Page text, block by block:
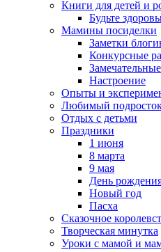
Книги для детей и
Будьте
Мамины посиделки
Заметки
Конкурсные
Настроение
Опыты и
Любимый
Отдых с детьми
Праздники
1 июня
8 марта
9 мая
День
Новый год
Пасха
Сказочное
Творческая минутка
Уроки с мамой и